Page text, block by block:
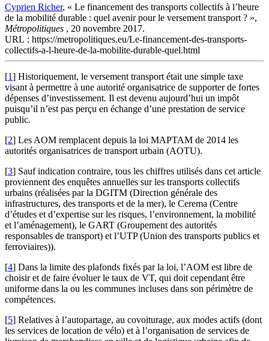
Cyprien Richer, « Le financement des transports collectifs à l’heure
de la mobilité durable : quel avenir pour le versement transport ? »,
Métropolitiques , 20 novembre 2017.
URL : https://metropolitiques.eu/Le-financement-des-transports-
collectifs-a-l-heure-de-la-mobilite-durable-quel.html
[1] Historiquement, le versement transport était une simple taxe
visant à permettre à une autorité organisatrice de supporter de fortes
dépenses d’investissement. Il est devenu aujourd’hui un impôt
puisqu’il n’est pas perçu en échange d’une prestation de service
public.
[2] Les AOM remplacent depuis la loi MAPTAM de 2014 les
autorités organisatrices de transport urbain (AOTU).
[3] Sauf indication contraire, tous les chiffres utilisés dans cet article
proviennent des enquêtes annuelles sur les transports collectifs
urbains (réalisées par la DGITM (Direction générale des
infrastructures, des transports et de la mer), le Cerema (Centre
d’études et d’expertise sur les risques, l’environnement, la mobilité
et l’aménagement), le GART (Groupement des autorités
responsables de transport) et l’UTP (Union des transports publics et
ferroviaires)).
[4] Dans la limite des plafonds fixés par la loi, l’AOM est libre de
choisir et de faire évoluer le taux de VT, qui doit cependant être
uniforme dans la ou les communes incluses dans son périmètre de
compétences.
[5] Relatives à l’autopartage, au covoiturage, aux modes actifs (dont
les services de location de vélo) et à l’organisation de services de